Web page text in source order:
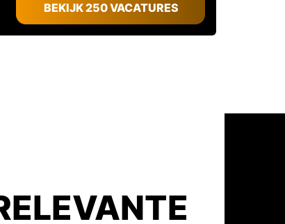
BEKIJK 250 VACATURES